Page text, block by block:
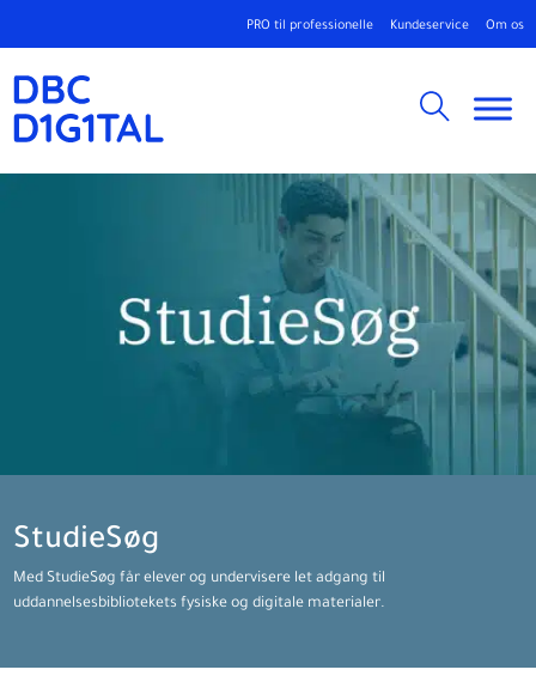
PRO til professionelle Kundeservice Om os
StudieSøg
Med StudieSøg får elever og undervisere let adgang til
uddannelsesbibliotekets fysiske og digitale materialer.